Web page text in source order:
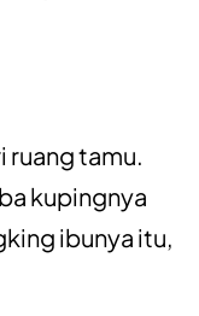
ruang tamu.
kupingnya
ibunya itu,